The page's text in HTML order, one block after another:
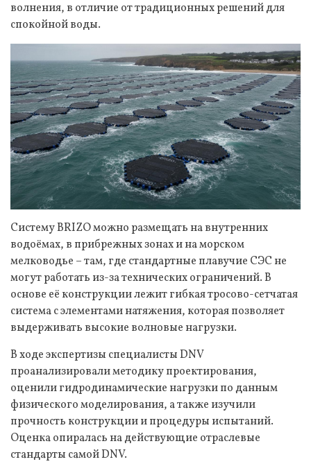
волнения, в отличие от традиционных решений для
спокойной воды.
Систему BRIZO можно размещать на внутренних
водоёмах, в прибрежных зонах и на морском
мелководье – там, где стандартные плавучие СЭС не
могут работать из-за технических ограничений. В
основе её конструкции лежит гибкая тросово-сетчатая
система с элементами натяжения, которая позволяет
выдерживать высокие волновые нагрузки.
В ходе экспертизы специалисты DNV
проанализировали методику проектирования,
оценили гидродинамические нагрузки по данным
физического моделирования, а также изучили
прочность конструкции и процедуры испытаний.
Оценка опиралась на действующие отраслевые
стандарты самой DNV.